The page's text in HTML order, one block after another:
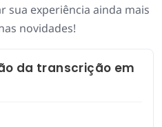
sua experiência ainda mais
novidades!
da transcrição em